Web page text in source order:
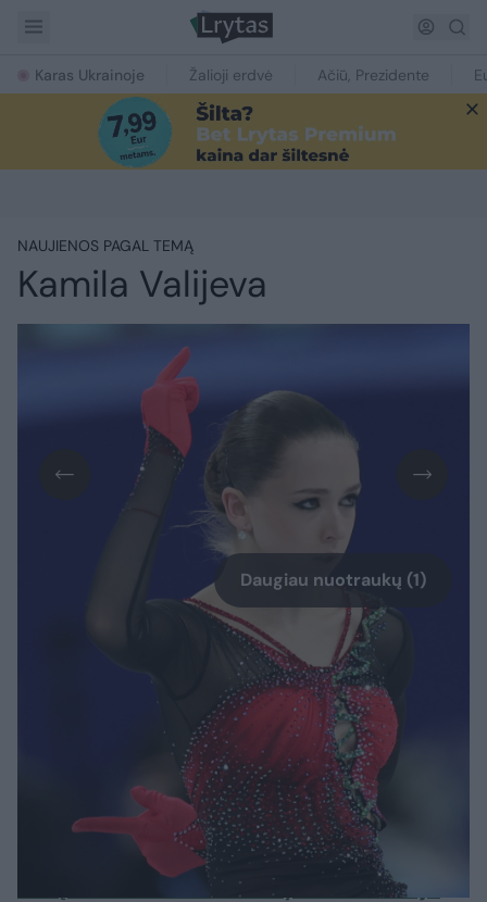
Karas Ukrainoje Žalioji erdvė Ačiū, Prezidente
NAUJIENOS PAGAL TEMĄ
Kamila Valijeva
Daugiau nuotraukų (1)
Kamila Valijeva – 2006 metų balandžio 26
dieną gimusi Rusijos dailiojo čiuožimo
sportininkė. Čiuožti pradėjo 2009 metais, o
profesionalės karjerą suaugusiųjų varžybose
pradėjo 2021-aisiais. Po pusės metų,
būdama 15-metė, tapo pirmąja moterimi
olimpiadoje,kuriai pavyko atlikti keturgubą
šuolį ir komandinėse varžybose iškovojo